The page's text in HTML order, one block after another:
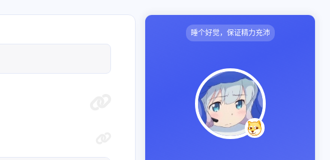
睡个好觉，保证精力充沛